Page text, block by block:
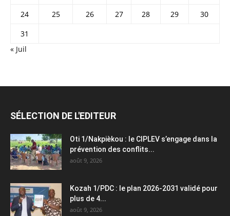
24
25 26 27 28 29
30
31
« Juil
SÉLECTION DE L'EDITEUR
Oti 1/Nakpièkou : le CIPLEV s’engage dans la
prévention des conflits...
août 9, 2026
Kozah 1/PDC : le plan 2026-2031 validé pour
plus de 4...
août 9, 2026